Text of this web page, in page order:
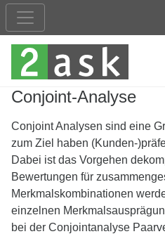
Conjoint-Analyse
Conjoint Analysen sind eine
zum Ziel haben (Kunden-
Dabei ist das Vorgehen
Bewertungen für
Merkmalskombinationen
einzelnen
bei der Conjointanalyse